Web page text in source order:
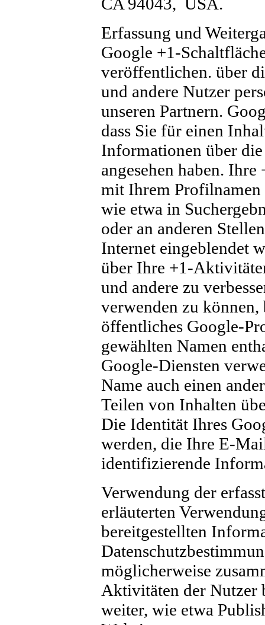
Erfassung und
Google +1-
veröffentlichen. über
und andere Nutzer
unseren Partnern.
dass Sie für einen
Informationen über
angesehen haben.
mit Ihrem
wie etwa in
oder an anderen
Internet eingeblendet
über Ihre +1-
und andere zu
verwenden zu
öffentliches Google-
gewählten Namen
Google-Diensten
Name auch einen
Teilen von Inhalten
Die Identität Ihres
werden, die Ihre E-
identifizierende
Verwendung der
erläuterten
bereitgestellten
möglicherweise
Aktivitäten der Nutzer
weiter, wie etwa